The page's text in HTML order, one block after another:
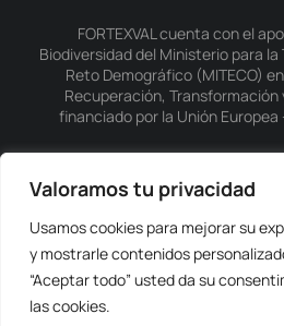
Valoramos tu privacidad
Usamos cookies para mejorar su
y mostrarle contenidos
“Aceptar todo” usted da su
las cookies.
FORTEXVAL cuenta con el
Biodiversidad del Ministerio para la
Reto Demográfico (MITECO)
Recuperación, Transformación
financiado por la Unión
Protección de datos
Política de